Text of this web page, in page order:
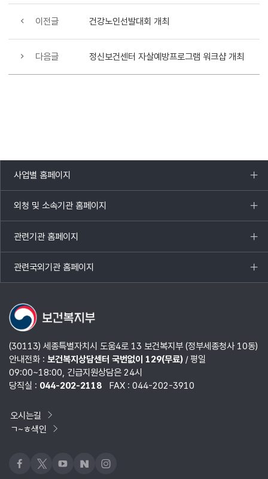
이전글 건강노인선발대회 개최
다음글 정신보건센터 자살예방프로그램 워크샵 개최
사업별 홈페이지
목록
열기
외청 및 소속기관 홈페이지
목록
열기
관련기관 홈페이지
목록
열기
관련국외기관 홈페이지
목록
열기
(30113) 세종특별자치시 도움4로 13 보건복지부 (정부세종청사 10동)
안내전화 : 보건복지상담센터 국번없이 129(무료)/ 평일
09:00~18:00, 긴급지원상담은 24시
당직실 : 044-202-2118 FAX : 044-202-3910
오시는길
ㄱ~ㅎ색인
페이스북
x 유튜브네이버블로그
인스타그램